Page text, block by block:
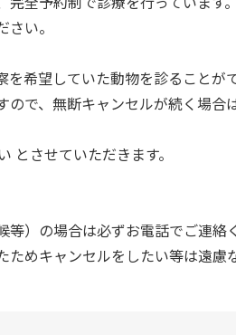
い。
希望していた動物を診ることが
で、無断キャンセルが続く場合
とさせていただきます。
）の場合は必ずお電話でご連絡
めキャンセルをしたい等は遠慮